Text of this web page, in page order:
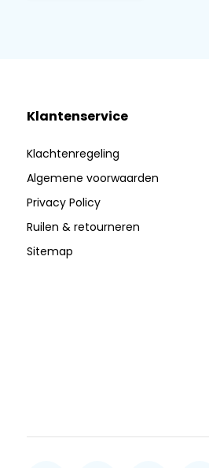
Klantenservice
Klachtenregeling
Algemene voorwaarden
Privacy Policy
Ruilen & retourneren
Sitemap